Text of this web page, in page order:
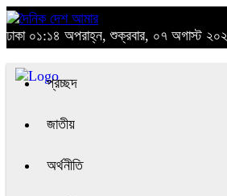
ঢাকা ০১:১৪ অপরাহ্ন, শুক্রবার, ০৭ অগাস্ট
প্রচ্ছদ
জাতীয়
অর্থনীতি